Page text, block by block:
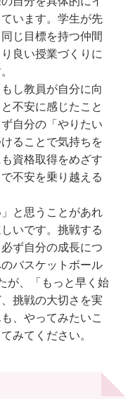
います。学生が先
じ目標を持つ仲間
良い授業づくりに
し教員が自分に向
不安に感じたこと
自分の「やりたい
ることで気持ちを
資格取得をめざす
不安を乗り越える
と思うことがあれ
いです。挑戦する
ず自分の成長につ
バスケットボール
が、「もっと早く始
挑戦の大切さを実
、やってみたいこ
みてください。